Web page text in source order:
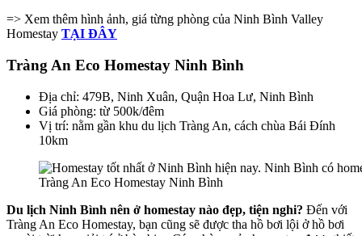
=> Xem thêm hình ảnh, giá từng phòng của Ninh Bình Valley
Homestay TẠI ĐÂY
Tràng An Eco Homestay Ninh Bình
Địa chỉ: 479B, Ninh Xuân, Quận Hoa Lư, Ninh Bình
Giá phòng: từ 500k/đêm
Vị trí: nằm gần khu du lịch Tràng An, cách chùa Bái Đính
10km
Tràng An Eco Homestay Ninh Bình
Du lịch Ninh Bình nên ở homestay nào đẹp, tiện nghi? Đến với
Tràng An Eco Homestay, bạn cũng sẽ được tha hồ bơi lội ở hồ bơi